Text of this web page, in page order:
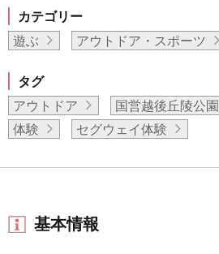
カテゴリー
遊ぶ
アウトドア・スポーツ
タグ
アウトドア
国営越後丘陵公園
体験
セグウェイ体験
基本情報